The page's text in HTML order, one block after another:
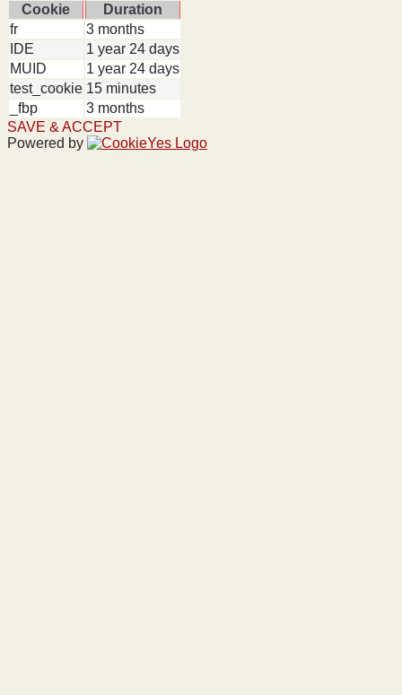
Cookie
Duration
fr
3 months
IDE
1 year 24 days
MUID
1 year 24 days
test_cookie 15 minutes
_fbp
3 months
SAVE & ACCEPT
Powered by